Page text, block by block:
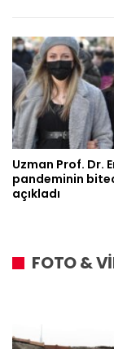
Uzman Prof. Dr.
pandeminin
açıkladı
FOTO &